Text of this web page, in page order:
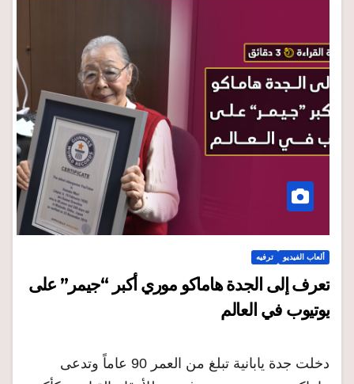
ألعاب الفيديو ترفيه
تعرف إلى الجدة هاماكو موري أكبر “جيمر” على
يوتيوب في العالم
دخلت جدة يابانية تبلغ من العمر 90 عاماً وتدعى